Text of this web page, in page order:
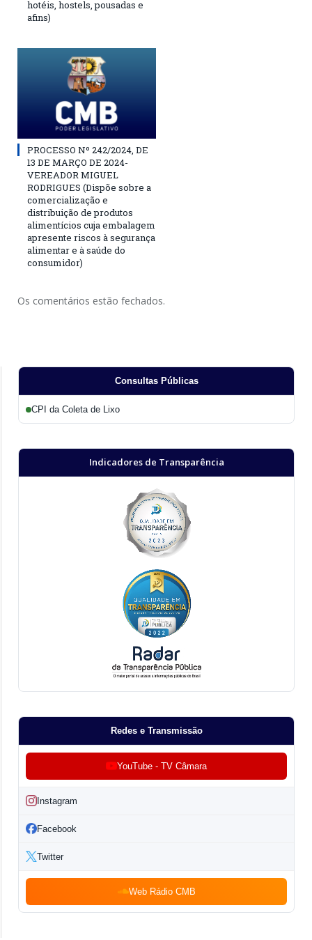
hotéis, hostels, pousadas e
afins)
PROCESSO Nº 242/2024, DE
13 DE MARÇO DE 2024-
VEREADOR MIGUEL
RODRIGUES (Dispõe sobre a
comercialização e
distribuição de produtos
alimentícios cuja embalagem
apresente riscos à segurança
alimentar e à saúde do
consumidor)
Os comentários estão fechados.
Consultas Públicas
CPI da Coleta de Lixo
Indicadores de Transparência
Redes e Transmissão
YouTube - TV Câmara
Instagram
Facebook
Twitter
Web Rádio CMB